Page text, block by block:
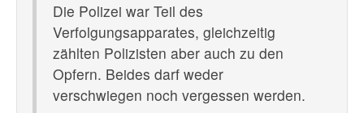
Die Polizei war Teil des
Verfolgungsapparates, gleichzeitig
zählten Polizisten aber auch zu den
Opfern. Beides darf weder
verschwiegen noch vergessen werden.